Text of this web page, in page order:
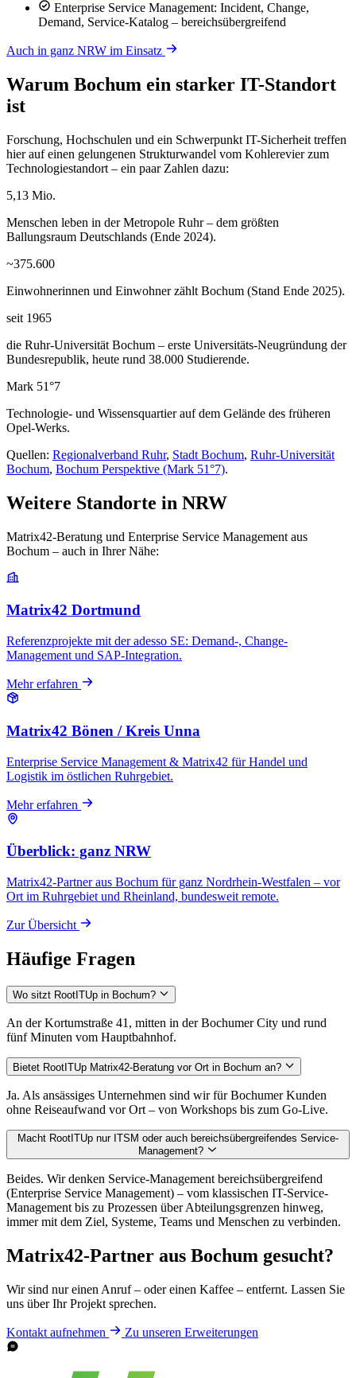
Enterprise Service Management: Incident, Change,
Demand, Service-Katalog – bereichsübergreifend
Auch in ganz NRW im Einsatz
Warum Bochum ein starker IT-Standort
ist
Forschung, Hochschulen und ein Schwerpunkt IT-Sicherheit treffen
hier auf einen gelungenen Strukturwandel vom Kohlerevier zum
Technologiestandort – ein paar Zahlen dazu:
5,13 Mio.
Menschen leben in der Metropole Ruhr – dem größten
Ballungsraum Deutschlands (Ende 2024).
~375.600
Einwohnerinnen und Einwohner zählt Bochum (Stand Ende 2025).
seit 1965
die Ruhr-Universität Bochum – erste Universitäts-Neugründung der
Bundesrepublik, heute rund 38.000 Studierende.
Mark 51°7
Technologie- und Wissensquartier auf dem Gelände des früheren
Opel-Werks.
Quellen: Regionalverband Ruhr, Stadt Bochum, Ruhr-Universität
Bochum, Bochum Perspektive (Mark 51°7).
Weitere Standorte in NRW
Matrix42-Beratung und Enterprise Service Management aus
Bochum – auch in Ihrer Nähe:
Matrix42 Dortmund
Referenzprojekte mit der adesso SE: Demand-, Change-
Management und SAP-Integration.
Mehr erfahren
Matrix42 Bönen / Kreis Unna
Enterprise Service Management & Matrix42 für Handel und
Logistik im östlichen Ruhrgebiet.
Mehr erfahren
Überblick: ganz NRW
Matrix42-Partner aus Bochum für ganz Nordrhein-Westfalen – vor
Ort im Ruhrgebiet und Rheinland, bundesweit remote.
Zur Übersicht
Häufige Fragen
Wo sitzt RootITUp in Bochum?
An der Kortumstraße 41, mitten in der Bochumer City und rund
fünf Minuten vom Hauptbahnhof.
Bietet RootITUp Matrix42-Beratung vor Ort in Bochum an?
Ja. Als ansässiges Unternehmen sind wir für Bochumer Kunden
ohne Reiseaufwand vor Ort – von Workshops bis zum Go-Live.
Macht RootITUp nur ITSM oder auch bereichsübergreifendes Service-
Management?
Beides. Wir denken Service-Management bereichsübergreifend
(Enterprise Service Management) – vom klassischen IT-Service-
Management bis zu Prozessen über Abteilungsgrenzen hinweg,
immer mit dem Ziel, Systeme, Teams und Menschen zu verbinden.
Matrix42-Partner aus Bochum gesucht?
Wir sind nur einen Anruf – oder einen Kaffee – entfernt. Lassen Sie
uns über Ihr Projekt sprechen.
Kontakt aufnehmen Zu unseren Erweiterungen